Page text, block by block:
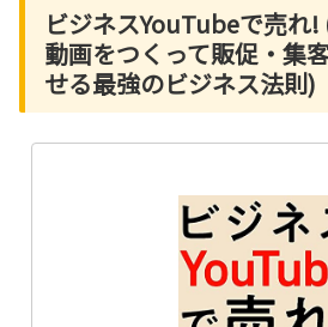
ビジネスYouTubeで売れ!
動画をつくって販促・集
せる最強のビジネス法則)